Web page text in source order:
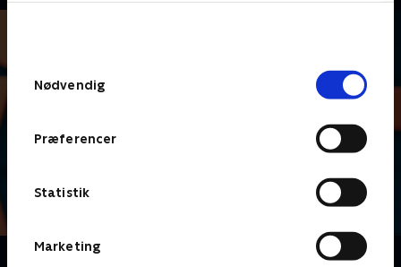
Nødvendig
Præferencer
Statistik
Marketing